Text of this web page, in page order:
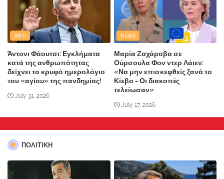
ANTI
Άντονι Φάουτσι: Εγκλήματα
κατά της ανθρωπότητας
δείχνει το κρυφό ημερολόγιο
του «αγίου» της πανδημίας!
July 31, 2026
NEWS
Μαρία Ζαχάροβα σε
Ούρσουλα Φον ντερ Λάιεν:
«Να μην επισκεφθείς ξανά το
Κίεβο - Οι διακοπές
τελείωσαν»
July 17, 2026
ΠΟΛΙΤΙΚΗ